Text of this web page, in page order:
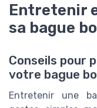
Entretenir
sa bague
Conseils pour
votre bague
Entretenir une